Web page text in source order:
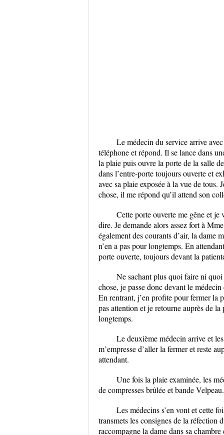
Le médecin du service arrive
téléphone et répond. Il se lance dans
la plaie puis ouvre la porte de la salle
dans l’entre-porte toujours ouverte et
avec sa plaie exposée à la vue de tous.
chose, il me répond qu’il attend son
Cette porte ouverte me gêne et je
dire. Je demande alors assez fort à
également des courants d’air, la dame
n’en a pas pour longtemps. En
porte ouverte, toujours devant la
Ne sachant plus quoi faire ni
chose, je passe donc devant le
En rentrant, j’en profite pour fermer la
pas attention et je retourne auprès de
longtemps.
Le deuxième médecin arrive et
m’empresse d’aller la fermer et reste
attendant.
Une fois la plaie examinée, les
de compresses brûlée et bande Velpeau.
Les médecins s’en vont et cette
transmets les consignes de la réfection
raccompagne la dame dans sa